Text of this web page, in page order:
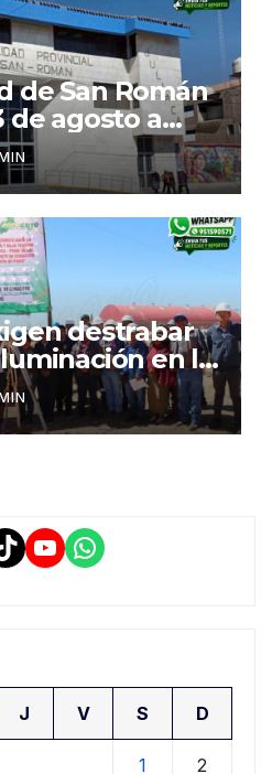
de San Román
de agosto a
del Comité
Salud en el
destrabar
en la
y alertan por
en riesgo a
YouTube
WhatsApp
J V S D
1 2